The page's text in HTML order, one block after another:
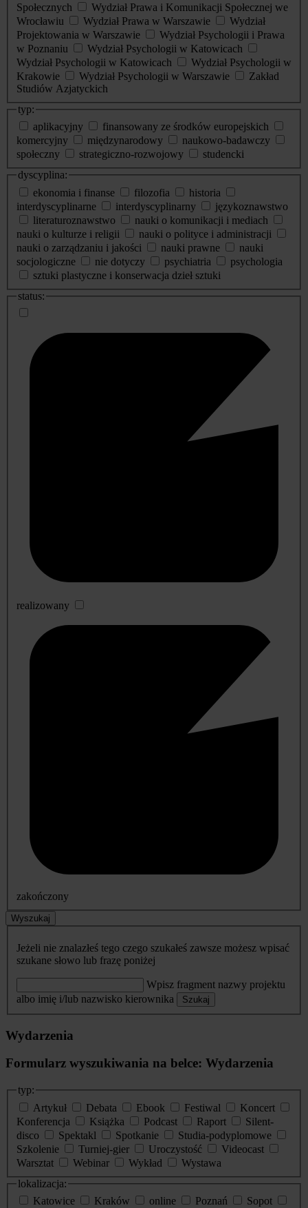
Społecznych
Wydział Prawa i Komunikacji Społecznej we
Wrocławiu
Wydział Prawa w Warszawie
Wydział
Projektowania w Warszawie
Wydział Psychologii i Prawa
w Poznaniu
Wydział Psychologii w Katowicach
Wydział Psychologii w Katowicach
Wydział Psychologii w
Krakowie
Wydział Psychologii w Warszawie
Zakład
Studiów Azjatyckich
typ:
aplikacyjny
finansowany ze środków europejskich
komercyjny
międzynarodowy
naukowo-badawczy
społeczny
strategiczno-rozwojowy
studencki
dyscyplina:
ekonomia i finanse
filozofia
historia
interdyscyplinarne
interdyscyplinarny
językoznawstwo
literaturoznawstwo
nauki o komunikacji i mediach
nauki o kulturze i religii
nauki o polityce i administracji
nauki o zarządzaniu i jakości
nauki prawne
nauki
socjologiczne
nie dotyczy psychiatria
psychologia
sztuki plastyczne i konserwacja dzieł sztuki
status:
realizowany
zakończony
Wyszukaj
Jeżeli nie znalazłeś tego czego szukałeś zawsze możesz wpisać
szukane słowo lub frazę poniżej
Wpisz fragment nazwy projektu
albo imię i/lub nazwisko kierownika
Szukaj
Wydarzenia
Formularz wyszukiwania na belce: Wydarzenia
typ:
Artykuł
Debata Ebook Festiwal
Koncert
Konferencja
Książka Podcast Raport
Silent-
disco
Spektakl Spotkanie
Studia-podyplomowe
Szkolenie
Turniej-gier Uroczystość
Videocast
Warsztat
Webinar Wykład
Wystawa
lokalizacja:
Katowice
Kraków online Poznań
Sopot